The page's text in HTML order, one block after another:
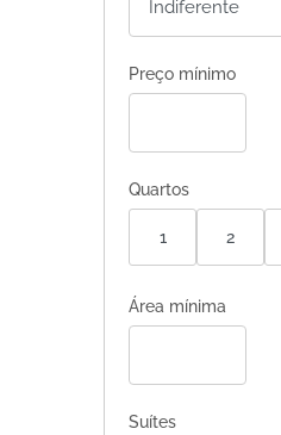
Preço mínimo
Quartos
1 2
Área mínima
Suítes